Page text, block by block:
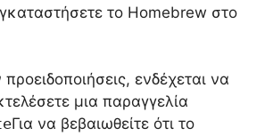
το Homebrew στο
ενδέχεται να
μια παραγγελία
Για να βεβαιωθείτε ότι το